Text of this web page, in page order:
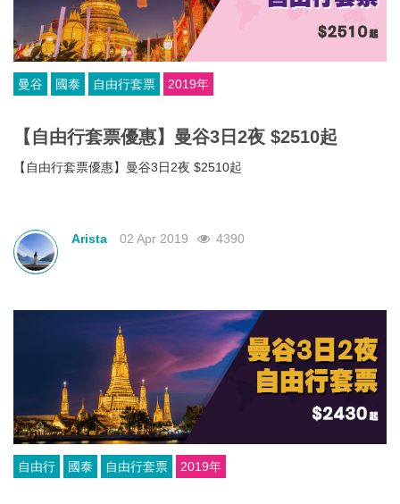
曼谷 國泰 自由行套票 2019年
【自由行套票優惠】曼谷3日2夜 $2510起
【自由行套票優惠】曼谷3日2夜 $2510起
Arista 02 Apr 2019 4390
自由行 國泰 自由行套票 2019年